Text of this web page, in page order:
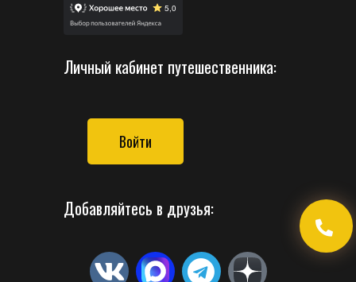
Личный кабинет путешественника:
Войти
Добавляйтесь в друзья: